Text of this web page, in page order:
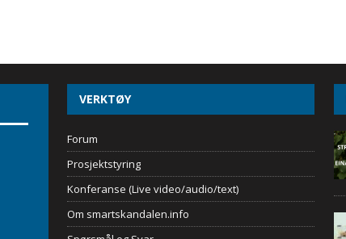
VERKTØY
Forum
Prosjektstyring
Konferanse (Live video/audio/text)
Om smartskandalen.info